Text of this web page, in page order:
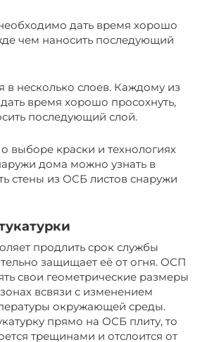
дать время хорошо
чем наносить последующий
в несколько слоев. Каждому из
время хорошо просохнуть,
последующий слой.
выборе краски и технологиях
дома можно узнать в
стены из ОСБ листов снаружи
продлить срок службы
защищает её от огня. ОСП
свои геометрические размеры
всвязи с изменением
окружающей среды.
прямо на ОСБ плиту, то
трещинами и отслоится от